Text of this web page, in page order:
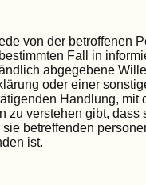
von der betroffenen
Fall in
abgegebene
oder einer
Handlung, mit
zu verstehen gibt, dass
betreffenden
ist.